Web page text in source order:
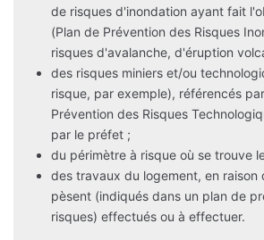
de risques d'inondation ayant fait
(Plan de Prévention des Risques
risques d'avalanche, d'éruption
des risques miniers et/ou
risque, par exemple), référencés
Prévention des Risques
par le préfet ;
du périmètre à risque où se trouve
des travaux du logement, en raison
pèsent (indiqués dans un plan de
risques) effectués ou à effectuer.